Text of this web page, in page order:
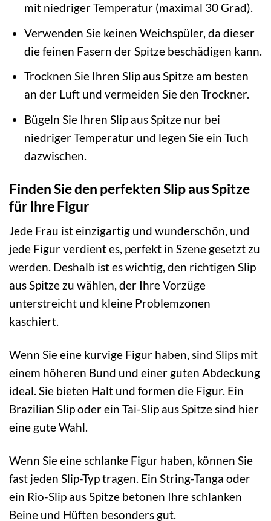
mit niedriger Temperatur (maximal 30 Grad).
Verwenden Sie keinen Weichspüler, da dieser
die feinen Fasern der Spitze beschädigen kann.
Trocknen Sie Ihren Slip aus Spitze am besten
an der Luft und vermeiden Sie den Trockner.
Bügeln Sie Ihren Slip aus Spitze nur bei
niedriger Temperatur und legen Sie ein Tuch
dazwischen.
Finden Sie den perfekten Slip aus Spitze
für Ihre Figur
Jede Frau ist einzigartig und wunderschön, und
jede Figur verdient es, perfekt in Szene gesetzt zu
werden. Deshalb ist es wichtig, den richtigen Slip
aus Spitze zu wählen, der Ihre Vorzüge
unterstreicht und kleine Problemzonen
kaschiert.
Wenn Sie eine kurvige Figur haben, sind Slips mit
einem höheren Bund und einer guten Abdeckung
ideal. Sie bieten Halt und formen die Figur. Ein
Brazilian Slip oder ein Tai-Slip aus Spitze sind hier
eine gute Wahl.
Wenn Sie eine schlanke Figur haben, können Sie
fast jeden Slip-Typ tragen. Ein String-Tanga oder
ein Rio-Slip aus Spitze betonen Ihre schlanken
Beine und Hüften besonders gut.